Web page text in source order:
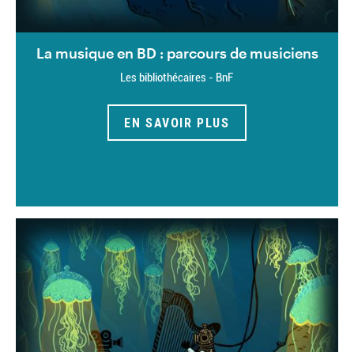
La musique en BD : parcours de musiciens
Les bibliothécaires - BnF
EN SAVOIR PLUS